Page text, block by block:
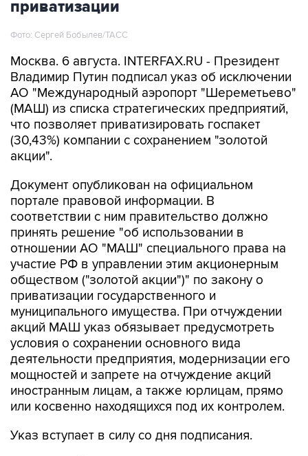
приватизации
Фото: Сергей Бобылев/ТАСС
Москва. 6 августа. INTERFAX.RU - Президент
Владимир Путин подписал указ об исключении
АО "Международный аэропорт "Шереметьево"
(МАШ) из списка стратегических предприятий,
что позволяет приватизировать госпакет
(30,43%) компании с сохранением "золотой
акции".
Документ опубликован на официальном
портале правовой информации. В
соответствии с ним правительство должно
принять решение "об использовании в
отношении АО "МАШ" специального права на
участие РФ в управлении этим акционерным
обществом ("золотой акции")" по закону о
приватизации государственного и
муниципального имущества. При отчуждении
акций МАШ указ обязывает предусмотреть
условия о сохранении основного вида
деятельности предприятия, модернизации его
мощностей и запрете на отчуждение акций
иностранным лицам, а также юрлицам, прямо
или косвенно находящихся под их контролем.
Указ вступает в силу со дня подписания.